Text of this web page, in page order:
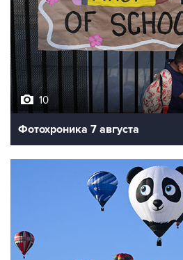
10
Фотохроника 7 августа